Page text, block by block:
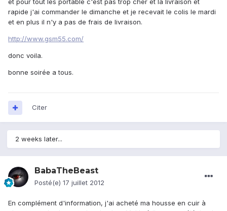
et pour tout les portable c'est pas trop cher et la livraison et
rapide j'ai commander le dimanche et je recevait le colis le mardi
et en plus il n'y a pas de frais de livraison.
http://www.gsm55.com/
donc voila.
bonne soirée a tous.
Citer
2 weeks later...
BabaTheBeast
Posté(e) 17 juillet 2012
En complément d'information, j'ai acheté ma housse en cuir à